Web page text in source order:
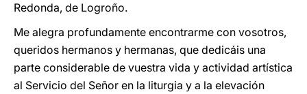
Redonda, de Logroño.
Me alegra profundamente encontrarme con vosotros,
queridos hermanos y hermanas, que dedicáis una
parte considerable de vuestra vida y actividad artística
al Servicio del Señor en la liturgia y a la elevación